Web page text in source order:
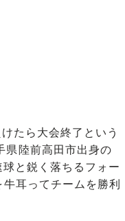
たら大会終了という
県陸前高田市出身の
と鋭く落ちるフォー
耳ってチームを勝利